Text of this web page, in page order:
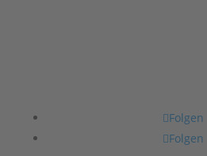
Folgen
Folgen